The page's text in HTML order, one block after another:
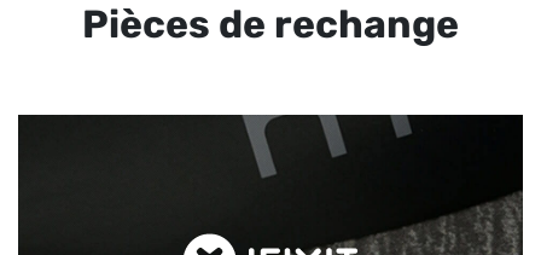
Pièces de rechange